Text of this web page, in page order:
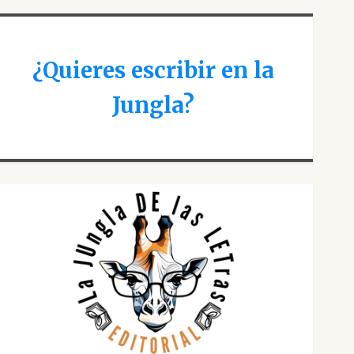
¿Quieres escribir en la
Jungla?